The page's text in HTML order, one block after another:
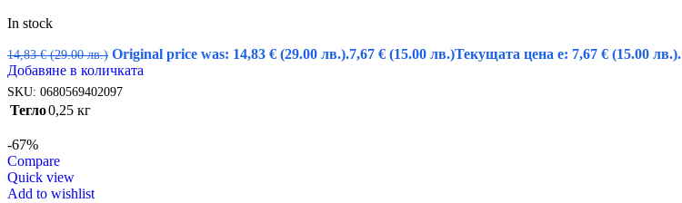
In stock
14,83€ (29.00 лв.) Original price was: 14,83 € (29.00 лв.).7,67 € (15.00 лв.)Текущата цена е: 7,67 € (15.00 лв.).
Добавяне в количката
SKU: 0680569402097
Тегло0,25 кг
-67%
Compare
Quick view
Add to wishlist